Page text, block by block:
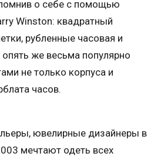
о себе с помощью
Winston: квадратный
рубленные часовая и
же весьма популярно
не только корпуса и
часов.
ювелирные дизайнеры в
мечтают одеть всех